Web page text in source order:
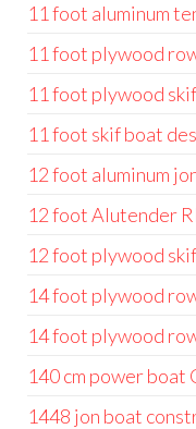
11 foot aluminum
11 foot plywood
11 foot plywood
11 foot skif boat
12 foot aluminum
12 foot Alutender
12 foot plywood
14 foot plywood
14 foot plywood
140 cm power boat
1448 jon boat